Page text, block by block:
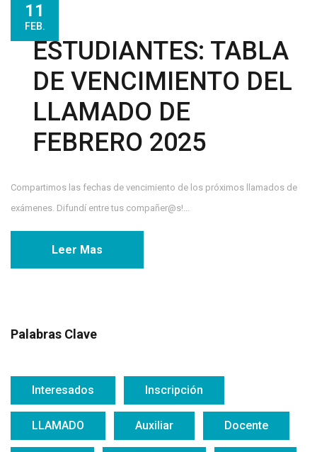
11
FEB.
ESTUDIANTES: TABLA
DE VENCIMIENTO DEL
LLAMADO DE
FEBRERO 2025
Compartimos las fechas de vencimiento de los próximos llamados de
exámenes. Difundí entre tus compañer@s!...
Leer Mas
Palabras Clave
Interesados Inscripción
LLAMADO Auxiliar Docente